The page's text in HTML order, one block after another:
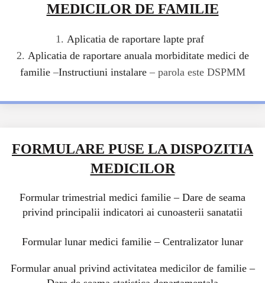
MEDICILOR DE FAMILIE
1. Aplicatia de raportare lapte praf
2. Aplicatia de raportare anuala morbiditate medici de
familie–Instructiuni instalare– parola este DSPMM
FORMULARE PUSE LA DISPOZITIA
MEDICILOR
Formular trimestrial medici familie – Dare de seama
privind principalii indicatori ai cunoasterii sanatatii
Formular lunar medici familie – Centralizator lunar
Formular anual privind activitatea medicilor de familie –